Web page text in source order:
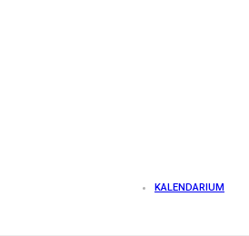
KALENDARIUM